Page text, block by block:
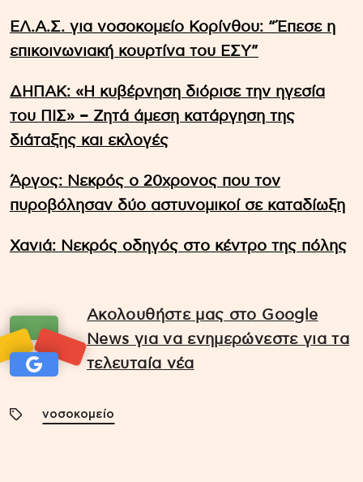
ΕΛ.Α.Σ. για νοσοκομείο Κορίνθου: “Έπεσε η
επικοινωνιακή κουρτίνα του ΕΣΥ”
ΔΗΠΑΚ: «Η κυβέρνηση διόρισε την ηγεσία
του ΠΙΣ» – Ζητά άμεση κατάργηση της
διάταξης και εκλογές
Άργος: Νεκρός ο 20χρονος που τον
πυροβόλησαν δύο αστυνομικοί σε καταδίωξη
Χανιά: Νεκρός οδηγός στο κέντρο της πόλης
Ακολουθήστε μας στο Google
News για να ενημερώνεστε για τα
τελευταία νέα
νοσοκομείο